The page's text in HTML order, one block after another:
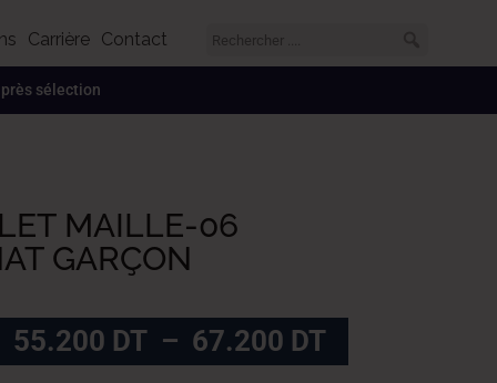
Carrière Contact
sélection
MAILLE-06
GARÇON
55.200 DT – 67.200 DTPlage
de